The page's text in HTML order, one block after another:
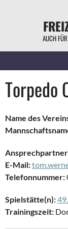
AUCH
Torpedo
Name des
E-Mail:
Telefonnummer:
Spielstätte(n):
Trainingszeit: